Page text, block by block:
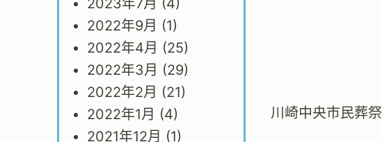
2023年7月 (4)
2022年9月 (1)
2022年4月 (25)
2022年3月 (29)
2022年2月 (21)
2022年1月 (4)
2021年12月 (1)
川崎中央市民葬祭